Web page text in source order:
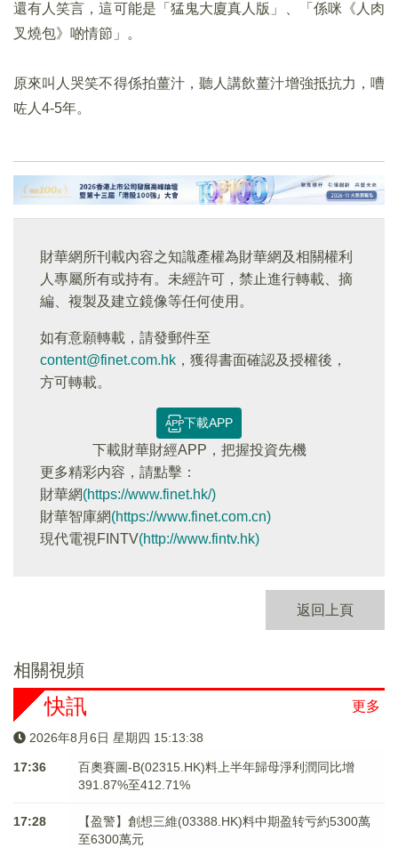
還有人笑言，這可能是「猛鬼大廈真人版」、「係咪《人肉
叉燒包》啲情節」。
原來叫人哭笑不得係拍薑汁，聽人講飲薑汁增強抵抗力，嘈
咗人4-5年。
財華網所刊載內容之知識產權為財華網及相關權利
人專屬所有或持有。未經許可，禁止進行轉載、摘
編、複製及建立鏡像等任何使用。
如有意願轉載，請發郵件至
content@finet.com.hk ，獲得書面確認及授權後，
方可轉載。
下載APP
下載財華財經APP，把握投資先機
更多精彩内容，請點擊：
財華網(https://www.finet.hk/)
財華智庫網(https://www.finet.com.cn)
現代電視FINTV(http://www.fintv.hk)
返回上頁
相關視頻
更多
快訊
2026年8月6日 星期四 15:13:39
17:36
百奧賽圖-B(02315.HK)料上半年歸母淨利潤同比增
391.87%至412.71%
17:28
【盈警】創想三維(03388.HK)料中期盈转亏約5300萬
至6300萬元